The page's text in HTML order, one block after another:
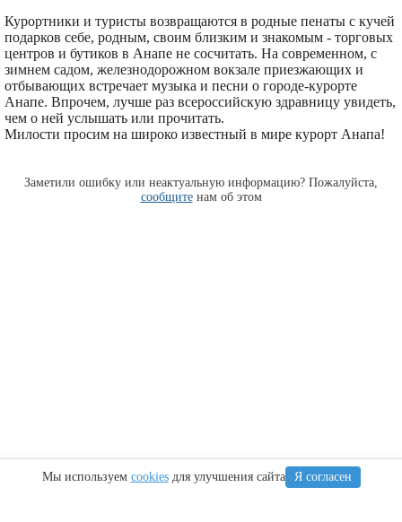
Курортники и туристы возвращаются в родные пенаты с кучей
подарков себе, родным, своим близким и знакомым - торговых
центров и бутиков в Анапе не сосчитать. На современном, с
зимнем садом, железнодорожном вокзале приезжающих и
отбывающих встречает музыка и песни о городе-курорте
Анапе. Впрочем, лучше раз всероссийскую здравницу увидеть,
чем о ней услышать или прочитать.
Милости просим на широко известный в мире курорт Анапа!
Заметили ошибку или неактуальную информацию? Пожалуйста,
сообщитенам об этом
ИнформацияСочи Крым Регионы
Мы используем cookiesдля улучшения сайта Я согласен